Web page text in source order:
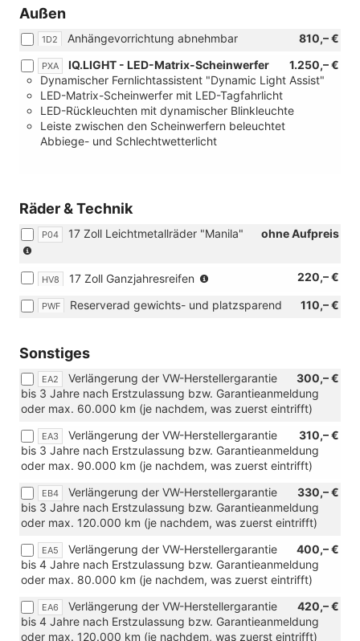
Außen
1D2 810,– €
Anhängevorrichtung abnehmbar
PXA 1.250,– €
IQ.LIGHT - LED-Matrix-Scheinwerfer
Dynamischer Fernlichtassistent "Dynamic Light Assist"
LED-Matrix-Scheinwerfer mit LED-Tagfahrlicht
LED-Rückleuchten mit dynamischer Blinkleuchte
Leiste zwischen den Scheinwerfern beleuchtet
Abbiege- und Schlechtwetterlicht
Räder & Technik
P04 ohne Aufpreis
17 Zoll Leichtmetallräder "Manila"
R17)
HV8 220,– €
17 Zoll Ganzjahresreifen
R17)
PWF 110,– €
Reserverad gewichts- und platzsparend
Sonstiges
EA2 300,– €
Verlängerung der VW-Herstellergarantie
bis 3 Jahre nach Erstzulassung bzw. Garantieanmeldung
oder max. 60.000 km (je nachdem, was zuerst eintrifft)
EA3 310,– €
Verlängerung der VW-Herstellergarantie
bis 3 Jahre nach Erstzulassung bzw. Garantieanmeldung
oder max. 90.000 km (je nachdem, was zuerst eintrifft)
EB4 330,– €
Verlängerung der VW-Herstellergarantie
bis 3 Jahre nach Erstzulassung bzw. Garantieanmeldung
oder max. 120.000 km (je nachdem, was zuerst eintrifft)
EA5 400,– €
Verlängerung der VW-Herstellergarantie
bis 4 Jahre nach Erstzulassung bzw. Garantieanmeldung
oder max. 80.000 km (je nachdem, was zuerst eintrifft)
EA6 420,– €
Verlängerung der VW-Herstellergarantie
bis 4 Jahre nach Erstzulassung bzw. Garantieanmeldung
oder max. 120.000 km (je nachdem, was zuerst eintrifft)